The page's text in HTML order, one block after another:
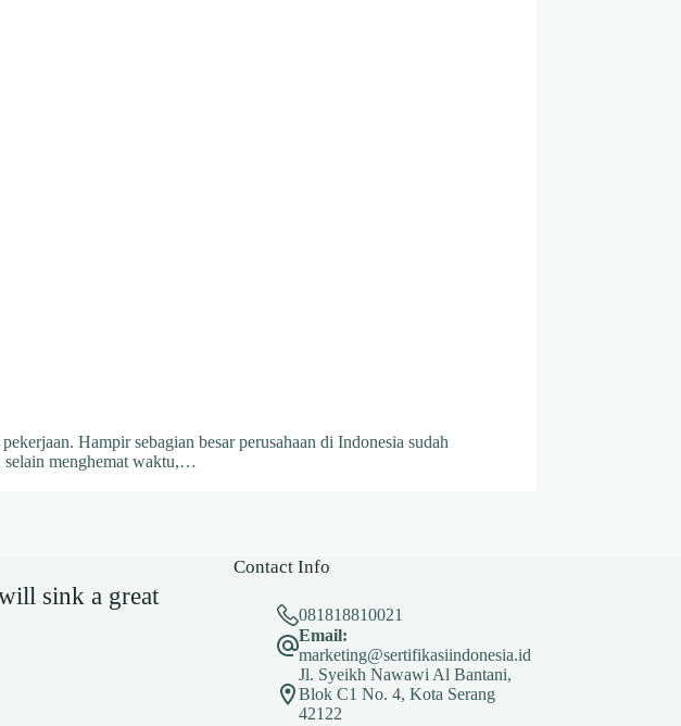
Hampir sebagian besar perusahaan di Indonesia sudah
selain menghemat waktu,…
sink a great
Contact Info
081818810021
Email:
marketing@sertifikasiindonesia.id
Jl. Syeikh Nawawi Al Bantani,
Blok C1 No. 4, Kota Serang
42122